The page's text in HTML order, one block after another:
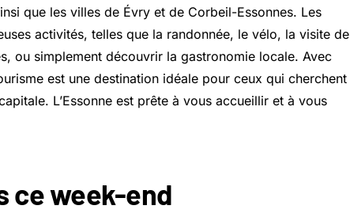
que les villes de Évry et de Corbeil-Essonnes. Les
activités, telles que la randonnée, le vélo, la visite de
ou simplement découvrir la gastronomie locale. Avec
est une destination idéale pour ceux qui cherchent
L’Essonne est prête à vous accueillir et à vous
ce week-end